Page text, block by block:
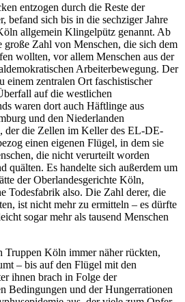
entzogen durch die Reste der
befand sich bis in die sechziger Jahre
allgemein Klingelpütz genannt. Ab
große Zahl von Menschen, die sich dem
wollten, vor allem Menschen aus der
Arbeiterbewegung. Der
zentralen Ort faschistischer
auf die westlichen
waren dort auch Häftlinge aus
und den Niederlanden
der die Zellen im Keller des EL-DE-
einen eigenen Flügel, in dem sie
die nicht verurteilt worden
quälten. Es handelte sich außerdem um
der Oberlandesgerichte Köln,
Todesfabrik also. Die Zahl derer, die
ist nicht mehr zu ermitteln – es dürfte
sogar mehr als tausend Menschen
Truppen Köln immer näher rückten,
– bis auf den Flügel mit den
ihnen brach in Folge der
Bedingungen und der Hungerrationen